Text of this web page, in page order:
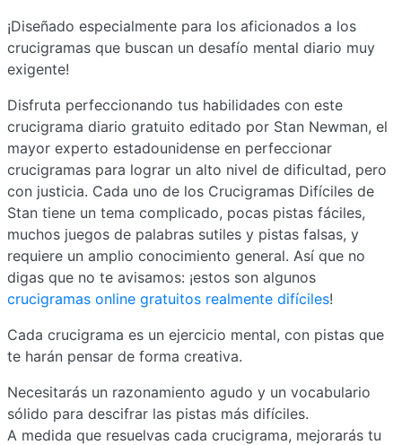
¡Diseñado especialmente para los aficionados a los
crucigramas que buscan un desafío mental diario muy
exigente!
Disfruta perfeccionando tus habilidades con este
crucigrama diario gratuito editado por Stan Newman, el
mayor experto estadounidense en perfeccionar
crucigramas para lograr un alto nivel de dificultad, pero
con justicia. Cada uno de los Crucigramas Difíciles de
Stan tiene un tema complicado, pocas pistas fáciles,
muchos juegos de palabras sutiles y pistas falsas, y
requiere un amplio conocimiento general. Así que no
digas que no te avisamos: ¡estos son algunos
crucigramas online gratuitos realmente difíciles!
Cada crucigrama es un ejercicio mental, con pistas que
te harán pensar de forma creativa.
Necesitarás un razonamiento agudo y un vocabulario
sólido para descifrar las pistas más difíciles.
A medida que resuelvas cada crucigrama, mejorarás tu